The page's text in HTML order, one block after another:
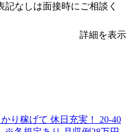
なしは面接時にご相談く
詳細を表示